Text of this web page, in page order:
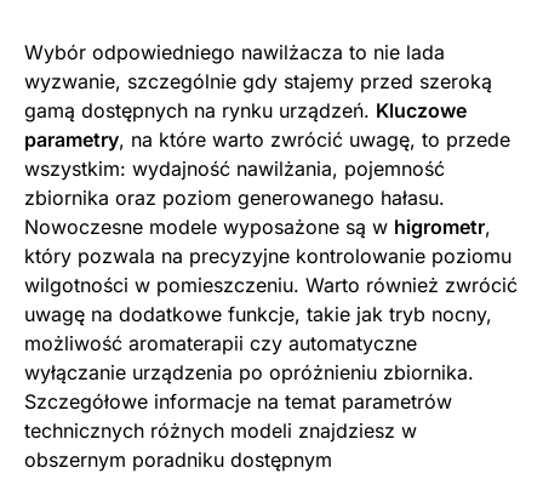
Wybór odpowiedniego nawilżacza to nie lada
wyzwanie, szczególnie gdy stajemy przed szeroką
gamą dostępnych na rynku urządzeń. Kluczowe
parametry, na które warto zwrócić uwagę, to przede
wszystkim: wydajność nawilżania, pojemność
zbiornika oraz poziom generowanego hałasu.
Nowoczesne modele wyposażone są w higrometr,
który pozwala na precyzyjne kontrolowanie poziomu
wilgotności w pomieszczeniu. Warto również zwrócić
uwagę na dodatkowe funkcje, takie jak tryb nocny,
możliwość aromaterapii czy automatyczne
wyłączanie urządzenia po opróżnieniu zbiornika.
Szczegółowe informacje na temat parametrów
technicznych różnych modeli znajdziesz w
obszernym poradniku dostępnym